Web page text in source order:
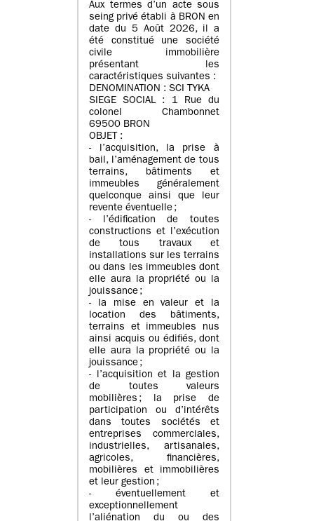
Aux termes d’un acte sous
seing privé établi à BRON en
date du 5 Août 2026, il a
été constitué une société
civile immobilière
présentant les
caractéristiques suivantes :
DENOMINATION : SCI TYKA
SIEGE SOCIAL : 1 Rue du
colonel Chambonnet
69500 BRON
OBJET :
- l’acquisition, la prise à
bail, l’aménagement de tous
terrains, bâtiments et
immeubles généralement
quelconque ainsi que leur
revente éventuelle ;
- l’édification de toutes
constructions et l’exécution
de tous travaux et
installations sur les terrains
ou dans les immeubles dont
elle aura la propriété ou la
jouissance ;
- la mise en valeur et la
location des bâtiments,
terrains et immeubles nus
ainsi acquis ou édifiés, dont
elle aura la propriété ou la
jouissance ;
- l’acquisition et la gestion
de toutes valeurs
mobilières ; la prise de
participation ou d’intérêts
dans toutes sociétés et
entreprises commerciales,
industrielles, artisanales,
agricoles, financières,
mobilières et immobilières
et leur gestion ;
- éventuellement et
exceptionnellement
l’aliénation du ou des